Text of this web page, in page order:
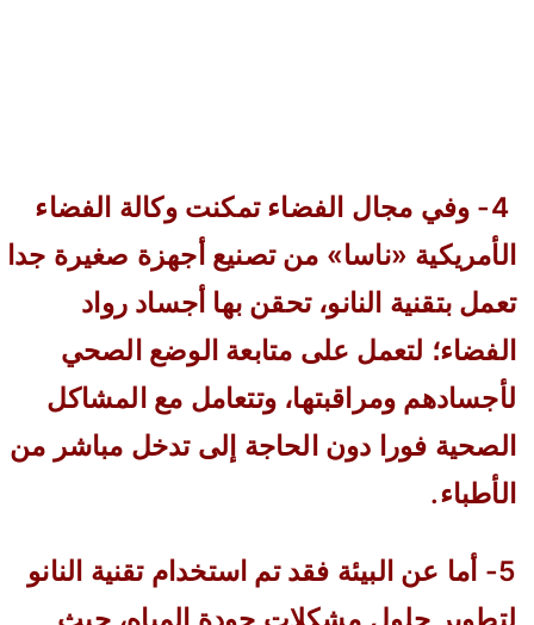
4- وفي مجال الفضاء تمكنت وكالة الفضاء
الأمريكية «ناسا» من تصنيع أجهزة صغيرة جدا
تعمل بتقنية النانو، تحقن بها أجساد رواد
الفضاء؛ لتعمل على متابعة الوضع الصحي
لأجسادهم ومراقبتها، وتتعامل مع المشاكل
الصحية فورا دون الحاجة إلى تدخل مباشر من
الأطباء.
5- أما عن البيئة فقد تم استخدام تقنية النانو